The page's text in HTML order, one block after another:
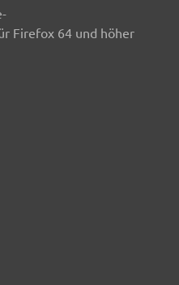
Firefox 64 und höher